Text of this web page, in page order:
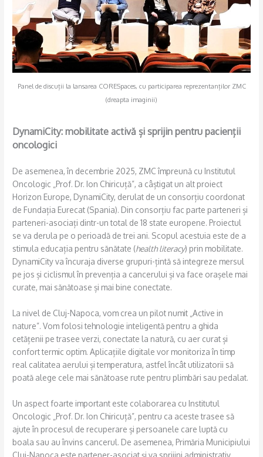
Panel de discuții la lansarea CORESpaces, cu participarea reprezentanților ZMC
(dreapta imaginii)
DynamiCity: mobilitate activă și sprijin pentru pacienții
oncologici
De asemenea, în decembrie 2025, ZMC împreună cu Institutul
Oncologic „Prof. Dr. Ion Chiricuță”, a câștigat un alt proiect
Horizon Europe, DynamiCity, derulat de un consorțiu coordonat
de Fundația Eurecat (Spania). Din consorțiu fac parte parteneri și
parteneri-asociați dintr-un total de 18 state europene. Proiectul
se va derula pe o perioadă de trei ani. Scopul acestuia este de a
stimula educația pentru sănătate (health literacy) prin mobilitate.
DynamiCity va încuraja diverse grupuri-țintă să integreze mersul
pe jos și ciclismul în prevenția a cancerului și va face orașele mai
curate, mai sănătoase și mai bine conectate.
La nivel de Cluj-Napoca, vom crea un pilot numit „Active in
nature”. Vom folosi tehnologie inteligentă pentru a ghida
cetățenii pe trasee verzi, conectate la natură, cu aer curat și
confort termic optim. Aplicațiile digitale vor monitoriza în timp
real calitatea aerului și temperatura, astfel încât utilizatorii să
poată alege cele mai sănătoase rute pentru plimbări sau pedalat.
Un aspect foarte important este colaborarea cu Institutul
Oncologic „Prof. Dr. Ion Chiricuță”, pentru ca aceste trasee să
ajute în procesul de recuperare și persoanele care luptă cu
boala sau au învins cancerul. De asemenea, Primăria Municipiului
Cluj-Napoca este partener-asociat și va sprijini administrativ